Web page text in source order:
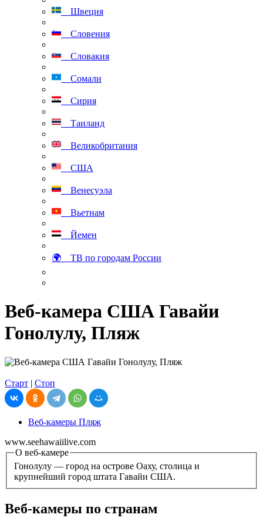
Швеция
Словения
Словакия
Сомали
Сирия
Таиланд
Великобритания
США
Венесуэла
Вьетнам
Йемен
🌍 ТВ по городам России
Веб-камера США Гавайи
Гонолулу, Пляж
Старт | Стоп
Веб-камеры Пляж
www.seehawaiilive.com
О веб-камере
Гонолулу — город на острове Оаху, столица и
крупнейший город штата Гавайи США.
Веб-камеры по странам